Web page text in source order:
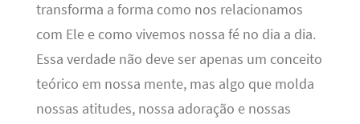
transforma a forma como nos relacionamos
com Ele e como vivemos nossa fé no dia a dia.
Essa verdade não deve ser apenas um conceito
teórico em nossa mente, mas algo que molda
nossas atitudes, nossa adoração e nossas